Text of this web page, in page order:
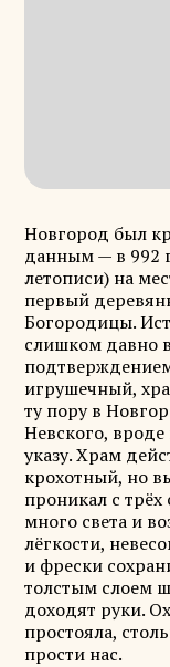
Новгород был
данным — в 992
летописи) на
первый
Богородицы.
слишком давно
игрушечный,
ту пору в
Невского, вроде
указу. Храм
крохотный, но
проникал с
много света и
лёгкости,
и фрески
толстым слоем
доходят руки.
простояла,
прости нас.